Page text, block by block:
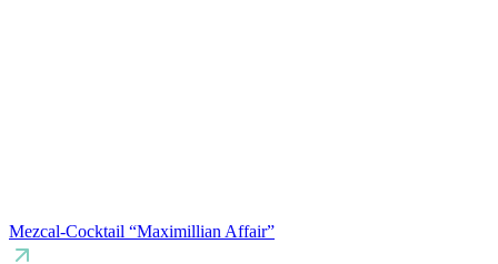
Mezcal-Cocktail “Maximillian Affair”